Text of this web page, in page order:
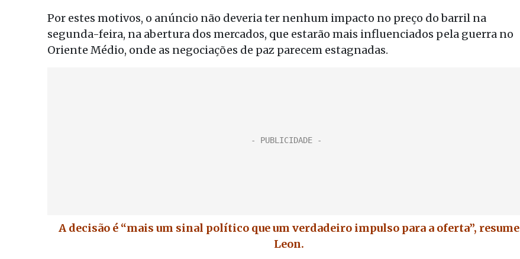
Por estes motivos, o anúncio não deveria ter nenhum impacto no preço do barril na
segunda-feira, na abertura dos mercados, que estarão mais influenciados pela guerra no
Oriente Médio, onde as negociações de paz parecem estagnadas.
A decisão é “mais um sinal político que um verdadeiro impulso para a oferta”, resume
Leon.